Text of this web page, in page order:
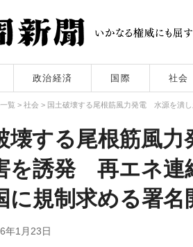
政治経済 国際 社会
覧 > 社会 > 国土破壊する尾根筋風力発電 水源を潰
壊する尾根筋風
を誘発 再エネ連
規制求める署名
年1月23日